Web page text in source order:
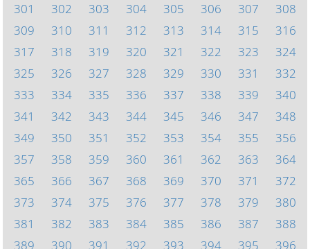
301
302 303 304 305 306 307
308
309
310 311 312 313 314 315
316
317
318 319 320 321 322 323
324
325
326 327 328 329 330 331
332
333
334 335 336 337 338 339
340
341
342 343 344 345 346 347
348
349
350 351 352 353 354 355
356
357
358 359 360 361 362 363
364
365
366 367 368 369 370 371
372
373
374 375 376 377 378 379
380
381
382 383 384 385 386 387
388
389
390 391 392 393 394 395 396